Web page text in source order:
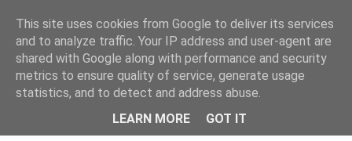
This site uses cookies from Google to deliver its services
and to analyze traffic. Your IP address and user-agent are
shared with Google along with performance and security
metrics to ensure quality of service, generate usage
statistics, and to detect and address abuse.
LEARN MORE
GOT IT